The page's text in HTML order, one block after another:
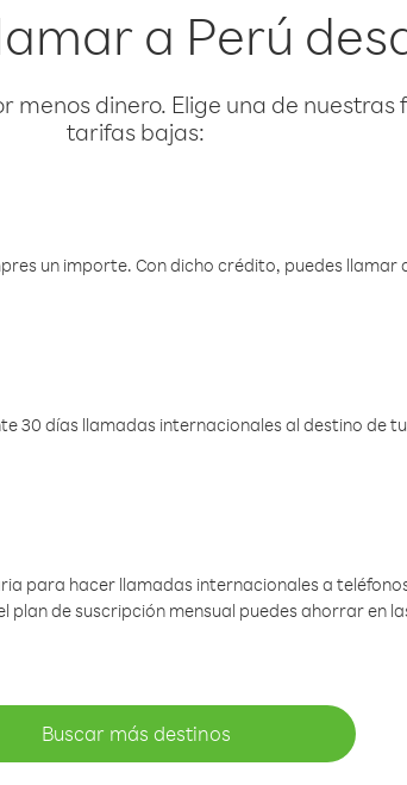
a Perú
dinero. Elige una de
tarifas bajas:
un importe. Con dicho crédito, puedes llamar
30 días llamadas internacionales al destino de
para hacer llamadas internacionales a
plan de suscripción mensual puedes ahorrar en
Buscar más destinos